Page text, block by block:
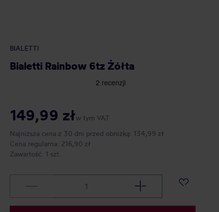
BIALETTI
Bialetti Rainbow 6tz Żółta
149,99 złw tym VAT
Najniższa cena z 30 dni przed obniżką: 134,99 zł
Cena regularna: 216,90 zł
Zawartość: 1 szt.